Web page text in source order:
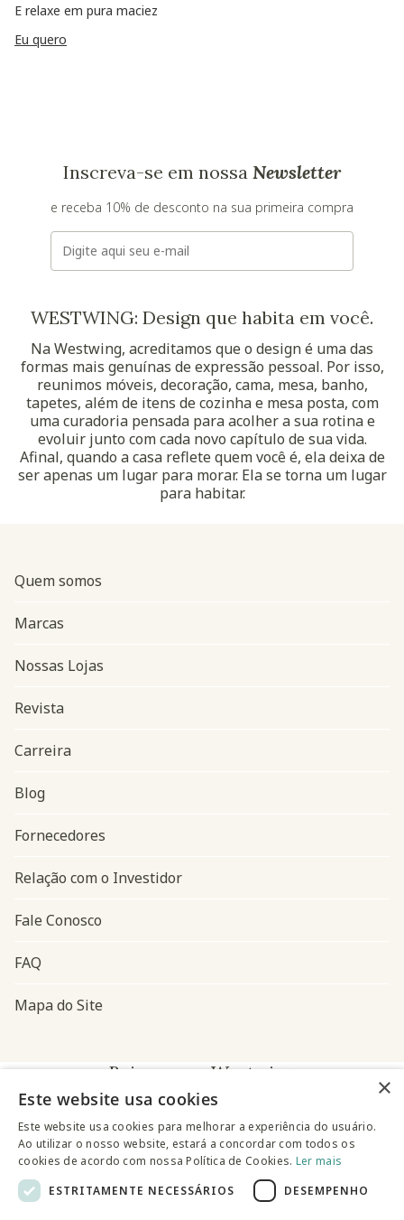
E relaxe em pura maciez
Eu quero
Inscreva-se em nossa Newsletter
e receba 10% de desconto na sua primeira compra
E-mail
WESTWING: Design que habita em você.
Na Westwing, acreditamos que o design é uma das
formas mais genuínas de expressão pessoal. Por isso,
reunimos móveis, decoração, cama, mesa, banho,
tapetes, além de itens de cozinha e mesa posta, com
uma curadoria pensada para acolher a sua rotina e
evoluir junto com cada novo capítulo de sua vida.
Afinal, quando a casa reflete quem você é, ela deixa de
ser apenas um lugar para morar. Ela se torna um lugar
para habitar.
Navegação do rodapé
Quem somos
Marcas
Nossas Lojas
Revista
Carreira
Blog
Fornecedores
Relação com o Investidor
Fale Conosco
FAQ
Mapa do Site
Baixe o app Westwing
×
Este website usa cookies
Este website usa cookies para melhorar a experiência do usuário.
Ao utilizar o nosso website, estará a concordar com todos os
cookies de acordo com nossa Política de Cookies. Ler mais
ESTRITAMENTE NECESSÁRIOS
DESEMPENHO